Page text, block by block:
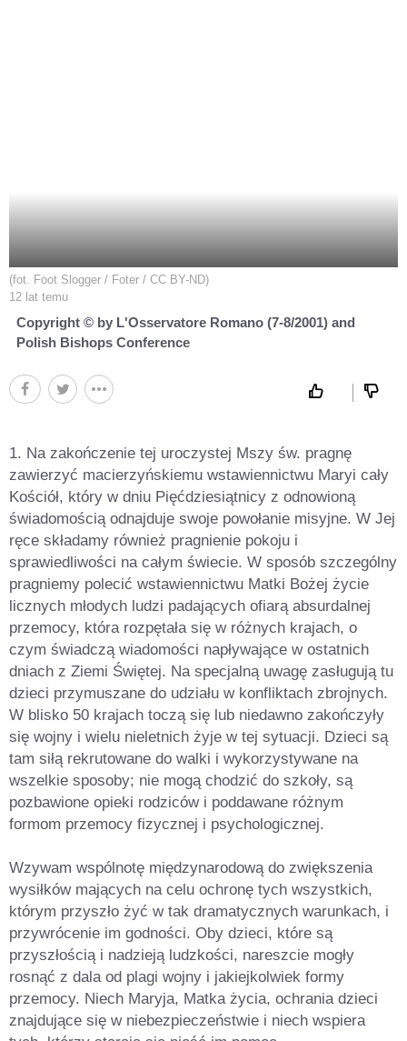
(fot. Foot Slogger / Foter / CC BY-ND)
12 lat temu
Copyright © by L'Osservatore Romano (7-8/2001) and
Polish Bishops Conference
1. Na zakończenie tej uroczystej Mszy św. pragnę
zawierzyć macierzyńskiemu wstawiennictwu Maryi cały
Kościół, który w dniu Pięćdziesiątnicy z odnowioną
świadomością odnajduje swoje powołanie misyjne. W Jej
ręce składamy również pragnienie pokoju i
sprawiedliwości na całym świecie. W sposób szczególny
pragniemy polecić wstawiennictwu Matki Bożej życie
licznych młodych ludzi padających ofiarą absurdalnej
przemocy, która rozpętała się w różnych krajach, o
czym świadczą wiadomości napływające w ostatnich
dniach z Ziemi Świętej. Na specjalną uwagę zasługują tu
dzieci przymuszane do udziału w konfliktach zbrojnych.
W blisko 50 krajach toczą się lub niedawno zakończyły
się wojny i wielu nieletnich żyje w tej sytuacji. Dzieci są
tam siłą rekrutowane do walki i wykorzystywane na
wszelkie sposoby; nie mogą chodzić do szkoły, są
pozbawione opieki rodziców i poddawane różnym
formom przemocy fizycznej i psychologicznej.
Wzywam wspólnotę międzynarodową do zwiększenia
wysiłków mających na celu ochronę tych wszystkich,
którym przyszło żyć w tak dramatycznych warunkach, i
przywrócenie im godności. Oby dzieci, które są
przyszłością i nadzieją ludzkości, nareszcie mogły
rosnąć z dala od plagi wojny i jakiejkolwiek formy
przemocy. Niech Maryja, Matka życia, ochrania dzieci
znajdujące się w niebezpieczeństwie i niech wspiera